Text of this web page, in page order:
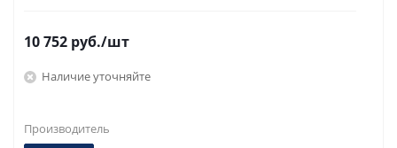
10 752 руб./шт
Наличие уточняйте
Производитель